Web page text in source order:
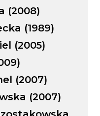
(2008)
(1989)
(2005)
(2007)
(2007)